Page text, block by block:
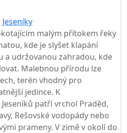
Jeseníky
malým přítokem řeky
kde je slyšet klapání
a udržovanou zahradou, kde
Malebnou přírodu lze
terén vhodný pro
jedince. K
patří vrchol Praděd,
Rešovské vodopády nebo
prameny. V zimě v okolí do